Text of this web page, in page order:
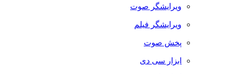
ویرایشگر صوت
ویرایشگر فیلم
پخش صوت
ابزار سی دی